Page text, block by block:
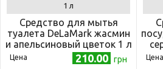
1 л
Средство для мытья
туалета DeLaMark жасмин
и апельсиновый цветок 1 л
Цена 210.00 грн